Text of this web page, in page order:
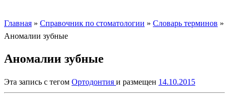
Главная » Справочник по стоматологии » Словарь терминов »
Аномалии зубные
Аномалии зубные
Эта запись с тегом Ортодонтия и размещен 14.10.2015